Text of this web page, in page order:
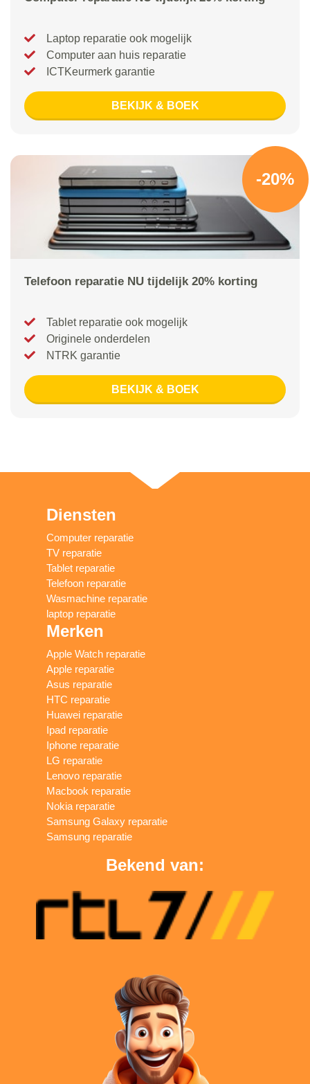
Laptop reparatie ook mogelijk
Computer aan huis reparatie
ICTKeurmerk garantie
BEKIJK & BOEK
-20%
Telefoon reparatie NU tijdelijk 20% korting
Tablet reparatie ook mogelijk
Originele onderdelen
NTRK garantie
BEKIJK & BOEK
Diensten
Computer reparatie
TV reparatie
Tablet reparatie
Telefoon reparatie
Wasmachine reparatie
laptop reparatie
Merken
Apple Watch reparatie
Apple reparatie
Asus reparatie
HTC reparatie
Huawei reparatie
Ipad reparatie
Iphone reparatie
LG reparatie
Lenovo reparatie
Macbook reparatie
Nokia reparatie
Samsung Galaxy reparatie
Samsung reparatie
Bekend van: